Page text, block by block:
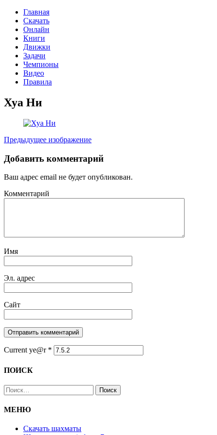
Главная
Скачать
Онлайн
Книги
Движки
Задачи
Чемпионы
Видео
Правила
Хуа Ни
Предыдущее изображение
Добавить комментарий
Ваш адрес email не будет опубликован.
Комментарий
Имя
Эл. адрес
Сайт
Current ye@r *
ПОИСК
Найти:
МЕНЮ
Скачать шахматы